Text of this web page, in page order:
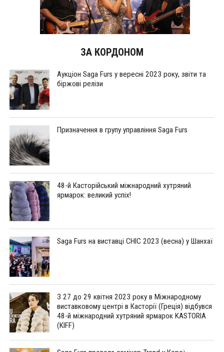
ЗА КОРДОНОМ
Аукціон Saga Furs у вересні 2023 року, звіти та
біржові релізи
Призначення в групу управління Saga Furs
48-й Касторійський міжнародний хутряний
ярмарок: великий успіх!
Saga Furs на виставці CHIC 2023 (весна) у Шанхаї
З 27 до 29 квітня 2023 року в Міжнародному
виставковому центрі в Касторії (Греція) відбувся
48-й міжнародний хутряний ярмарок KASTORIA
(KIFF)